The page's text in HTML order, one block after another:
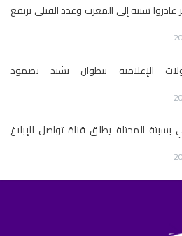
غادروا سبتة إلى المغرب وعدد القتلى يرتفع
الإعلامية بتطوان يشيد بصمود
بسبتة المحتلة يطلق قناة تواصل للإبلاغ